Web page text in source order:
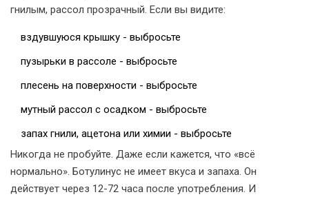
гнилым, рассол прозрачный. Если вы видите:
вздувшуюся крышку - выбросьте
пузырьки в рассоле - выбросьте
плесень на поверхности - выбросьте
мутный рассол с осадком - выбросьте
запах гнили, ацетона или химии - выбросьте
Никогда не пробуйте. Даже если кажется, что «всё
нормально». Ботулинус не имеет вкуса и запаха. Он
действует через 12-72 часа после употребления. И